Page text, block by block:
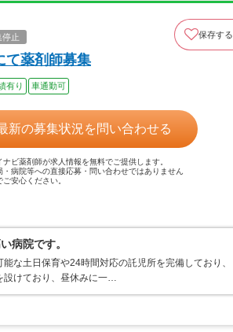
停止 保存する
て薬剤師募集
有り 車通勤可
新の募集状況を問い合わせる
ナビ薬剤師が求人情報を無料でご提供します。
・病院等への直接応募・問い合わせではありません
ご安心ください。
病院です。
な土日保育や24時間対応の託児所を完備しており、
設けており、昼休みに一…